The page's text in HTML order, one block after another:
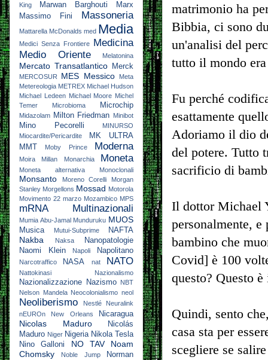
matrimonio ha
Bibbia, ci sono
un'analisi del
tutto il mondo
Fu perché
esattamente
Adoriamo il dio
del potere. Tutto
sacrificio di
Il dottor Michael
personalmente,
bambino che
Covid] è 100
questo? Questo
Quindi, sento
casa sta per
scegliere se
King
Marwan Barghouti
Marx
Massimo Fini
Massoneria
Mattarella McDonalds med Media
Medici Senza Frontiere Medicina
Medio Oriente
Melatonina
Mercato Transatlantico Merck
MERCOSUR MES Messico
Meta
Metereologia METREX Michael Hudson
Michael Ledeen Michael Moore Michel
Temer
Microbioma Microchip
Midazolam Milton Friedman Minibot
Mino Pecorelli
MINURSO
Miocardite/Pericardite
MK ULTRA
MMT
Moby Prince Moderna
Moira Millan Monarchia Moneta
Moneta alternativa Monoclonali
Monsanto Moreno Corelli
Morgan
Stanley Morgellons Mossad Motorola
Movimento 22 marzo Mozambico MPS
mRNA Multinazionali
Mumia Abu-Jamal Munduruku MUOS
Musica Mutui-Subprime NAFTA
Nakba Naksa
Nanopatologie
Naomi Klein
Napoli Napolitano
Narcotraffico NASA nat NATO
Nattokinasi Nazionalismo
Nazionalizzazione Nazismo
NBT
Nelson Mandela Neocolonialismo neol
Neoliberismo Nestlé
Neuralink
nEUROn
New Orleans Nicaragua
Nicolas Maduro
Nicolás
Maduro Niger Nigeria Nikola Tesla
Nino Galloni
NO TAV
Noam
Chomsky
Noble Jump
Norman